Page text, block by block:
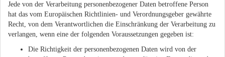
Jede von der Verarbeitung personenbezogener Daten betroffene Person
hat das vom Europäischen Richtlinien- und Verordnungsgeber gewährte
Recht, von dem Verantwortlichen die Einschränkung der Verarbeitung zu
verlangen, wenn eine der folgenden Voraussetzungen gegeben ist:
Die Richtigkeit der personenbezogenen Daten wird von der